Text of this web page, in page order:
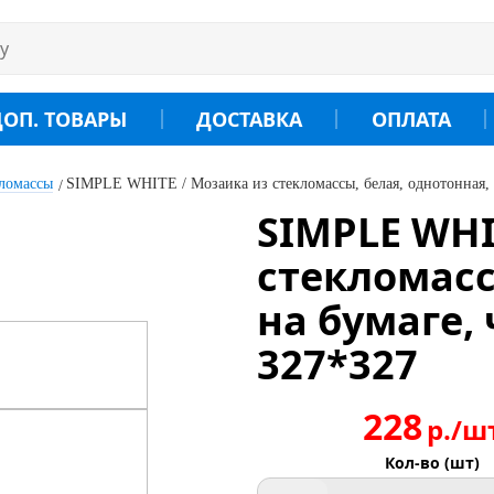
ТОВАРЫ ДОСТАВКА ОПЛАТА
SIMPLE WHITE / Мозаика из стекломассы, белая,
SIMPLE
на бумаге,
327*327
228р./
Кол-во (шт)